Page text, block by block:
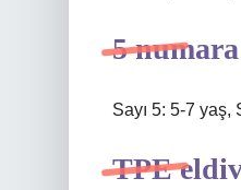
5
Sayı 5: 5-7 yaş,
TPE